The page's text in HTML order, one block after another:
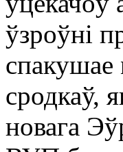
ўзроўні
сродкаў,
новага